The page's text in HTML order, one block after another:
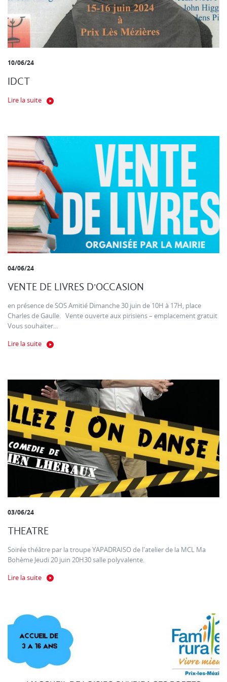
10/06/24
IDCT
Lire la suite
04/06/24
VENTE DE LIVRES D'OCCASION
en présence de SOS Amitié Dimanche 30 juin de 10H à 17H, place
Charles de Gaulle. Vente ouverte aux pirisiens – emplacement gratuit
Vous souhaiter...
Lire la suite
03/06/24
THEATRE
Soirée théâtre par la troupe YAPADRAISO de l'atelier de la MCL Ma
Bohème Jeudi 20 juin 20H30 salle polyvalente.
Lire la suite